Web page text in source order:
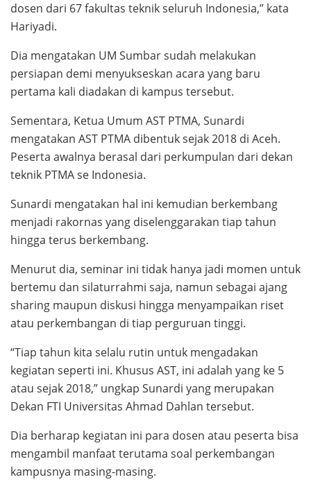
dosen dari 67 fakultas teknik seluruh Indonesia,” kata
Hariyadi.
Dia mengatakan UM Sumbar sudah melakukan
persiapan demi menyukseskan acara yang baru
pertama kali diadakan di kampus tersebut.
Sementara, Ketua Umum AST PTMA, Sunardi
mengatakan AST PTMA dibentuk sejak 2018 di Aceh.
Peserta awalnya berasal dari perkumpulan dari dekan
teknik PTMA se Indonesia.
Sunardi mengatakan hal ini kemudian berkembang
menjadi rakornas yang diselenggarakan tiap tahun
hingga terus berkembang.
Menurut dia, seminar ini tidak hanya jadi momen untuk
bertemu dan silaturrahmi saja, namun sebagai ajang
sharing maupun diskusi hingga menyampaikan riset
atau perkembangan di tiap perguruan tinggi.
“Tiap tahun kita selalu rutin untuk mengadakan
kegiatan seperti ini. Khusus AST, ini adalah yang ke 5
atau sejak 2018,” ungkap Sunardi yang merupakan
Dekan FTI Universitas Ahmad Dahlan tersebut.
Dia berharap kegiatan ini para dosen atau peserta bisa
mengambil manfaat terutama soal perkembangan
kampusnya masing-masing.